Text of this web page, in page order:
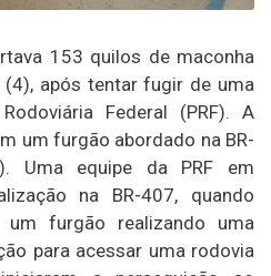
153 quilos de maconha
após tentar fugir de uma
Federal (PRF). A
um furgão abordado na BR-
Uma equipe da PRF em
na BR-407, quando
furgão realizando uma
para acessar uma rodovia